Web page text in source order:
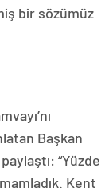
bir sözümüz
Başkan
“Yüzde
Kent